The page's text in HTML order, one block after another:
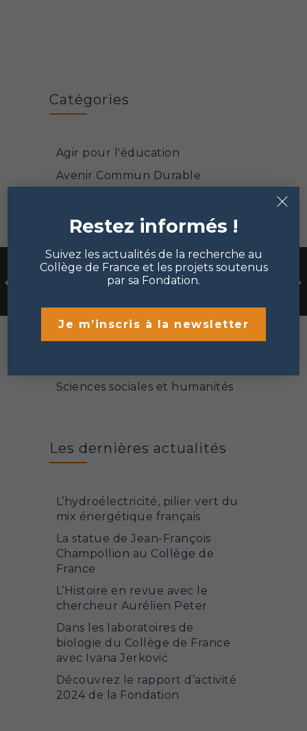
Catégories
Agir pour l'éducation
Avenir Commun Durable
Face à la pandémie
informatiques
Mécénat et philanthropie
Portrait de chercheur
Sciences sociales et humanités
Les dernières actualités
L’hydroélectricité, pilier vert du
mix énergétique français
La statue de Jean-François
Champollion au Collège de
France
L’Histoire en revue avec le
chercheur Aurélien Peter
Dans les laboratoires de
biologie du Collège de France
avec Ivana Jerković
Découvrez le rapport d’activité
2024 de la Fondation
Restez informés !
Suivez les actualités de la recherche au
Collège de France et les projets soutenus
par sa Fondation.
Je m’inscris à la newsletter
×